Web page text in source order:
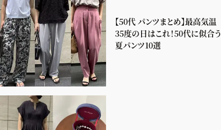
【50代 パンツまとめ】最高気温
35度の日はこれ！50代に似合う
夏パンツ10選